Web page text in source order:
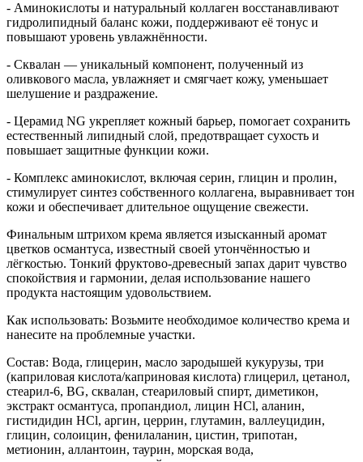
- Аминокислоты и натуральный коллаген восстанавливают
гидролипидный баланс кожи, поддерживают её тонус и
повышают уровень увлажнённости.
- Сквалан — уникальный компонент, полученный из
оливкового масла, увлажняет и смягчает кожу, уменьшает
шелушение и раздражение.
- Церамид NG укрепляет кожный барьер, помогает сохранить
естественный липидный слой, предотвращает сухость и
повышает защитные функции кожи.
- Комплекс аминокислот, включая серин, глицин и пролин,
стимулирует синтез собственного коллагена, выравнивает тон
кожи и обеспечивает длительное ощущение свежести.
Финальным штрихом крема является изысканный аромат
цветков османтуса, известный своей утончённостью и
лёгкостью. Тонкий фруктово-древесный запах дарит чувство
спокойствия и гармонии, делая использование нашего
продукта настоящим удовольствием.
Как использовать: Возьмите необходимое количество крема и
нанесите на проблемные участки.
Состав: Вода, глицерин, масло зародышей кукурузы, три
(каприловая кислота/каприновая кислота) глицерил, цетанол,
стеарил-6, BG, сквалан, стеариловый спирт, диметикон,
экстракт османтуса, пропандиол, лицин HCl, аланин,
гистидидин HCl, аргин, церрин, глутамин, валлеуцидин,
глицин, солоицин, фенилаланин, цистин, трипотан,
метионин, аллантоин, таурин, морская вода,